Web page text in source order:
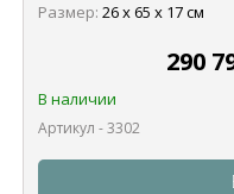
Размер: 26 х 65 х 17 см
290
В наличии
Артикул - 3302